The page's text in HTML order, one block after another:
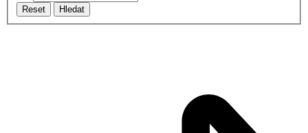
Reset Hledat